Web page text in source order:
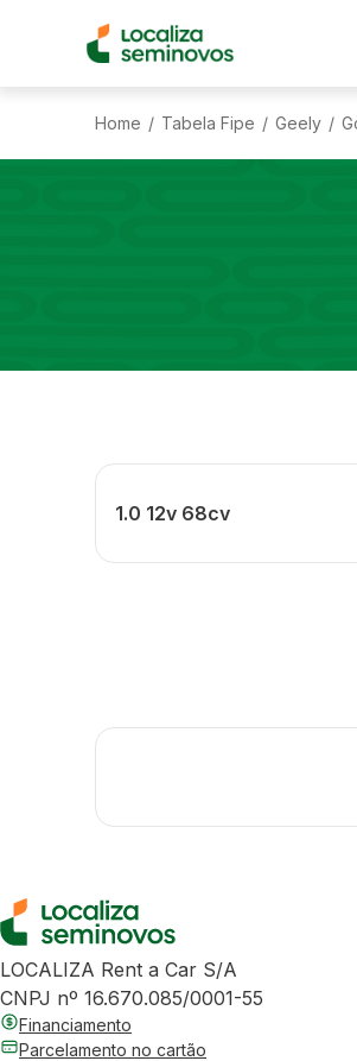
Home / Tabela Fipe / Geely /
1.0 12v 68cv
LOCALIZA Rent a Car S/A
CNPJ nº 16.670.085/0001-55
Financiamento
Parcelamento no cartão